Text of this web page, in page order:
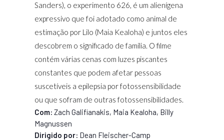
Sanders), o experimento 626, é um alienígena
expressivo que foi adotado como animal de
estimação por Lilo (Maia Kealoha) e juntos eles
descobrem o significado de família. O filme
contém várias cenas com luzes piscantes
constantes que podem afetar pessoas
suscetíveis a epilepsia por fotossensibilidade
ou que sofram de outras fotossensibilidades.
Com: Zach Galifianakis, Maia Kealoha, Billy
Magnussen
Dirigido por: Dean Fleischer-Camp